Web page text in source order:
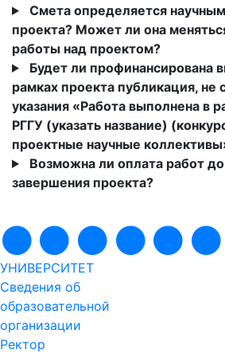
Смета определяется
проекта? Может ли она
работы над проектом?
Будет ли профинансирована
рамках проекта публикация,
указания «Работа выполнена в
РГГУ (указать название)
проектные научные
Возможна ли оплата работ
завершения проекта?
УНИВЕРСИТЕТ
Сведения об
образовательной
организации
Ректор